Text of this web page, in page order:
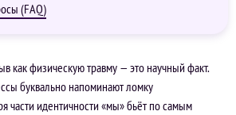
(FAQ)
как физическую травму — это научный факт.
буквально напоминают ломку
части идентичности «мы» бьёт по самым